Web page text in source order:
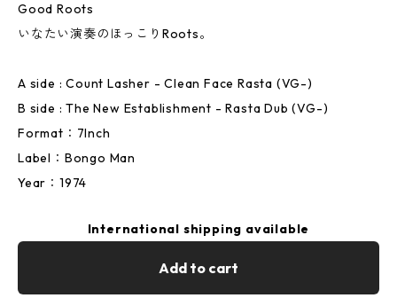
Good Roots
いなたい演奏のほっこりRoots。
A side : Count Lasher - Clean Face Rasta (VG-)
B side : The New Establishment - Rasta Dub (VG-)
Format：7Inch
Label：Bongo Man
Year：1974
International shipping available
Add to cart